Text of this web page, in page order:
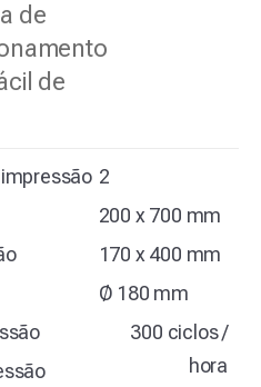
de
de
2
200 x 700 mm
170 x 400 mm
Ø 180 mm
300 ciclos /
hora